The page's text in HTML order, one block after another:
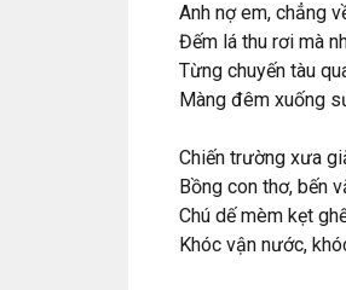
Anh nợ em, chẳng
Đếm lá thu rơi mà
Từng chuyến tàu
Màng đêm xuống
Chiến trường xưa
Bồng con thơ, bến
Chú dế mèm kẹt
Khóc vận nước,